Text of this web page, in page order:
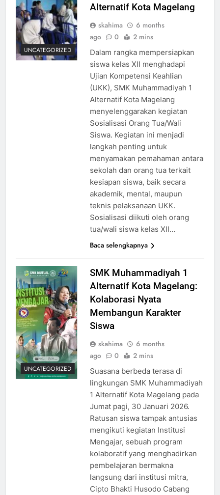
UNCATEGORIZED
Alternatif Kota Magelang
skahima
6 months
ago
0 2 mins
Dalam rangka mempersiapkan
siswa kelas XII menghadapi
Ujian Kompetensi Keahlian
(UKK), SMK Muhammadiyah 1
Alternatif Kota Magelang
menyelenggarakan kegiatan
Sosialisasi Orang Tua/Wali
Siswa. Kegiatan ini menjadi
langkah penting untuk
menyamakan pemahaman antara
sekolah dan orang tua terkait
kesiapan siswa, baik secara
akademik, mental, maupun
teknis pelaksanaan UKK.
Sosialisasi diikuti oleh orang
tua/wali siswa kelas XII…
Baca selengkapnya
UNCATEGORIZED
SMK Muhammadiyah 1
Alternatif Kota Magelang:
Kolaborasi Nyata
Membangun Karakter
Siswa
skahima
6 months
ago
0 2 mins
Suasana berbeda terasa di
lingkungan SMK Muhammadiyah
1 Alternatif Kota Magelang pada
Jumat pagi, 30 Januari 2026.
Ratusan siswa tampak antusias
mengikuti kegiatan Institusi
Mengajar, sebuah program
kolaboratif yang menghadirkan
pembelajaran bermakna
langsung dari institusi mitra,
Cipto Bhakti Husodo Cabang